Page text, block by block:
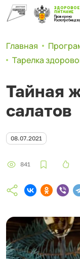
ЗДОРОВОЕ
ПИТАНИЕ
Проверено
Главная
Тарелка
Тайная
салатов
08.07.2021
841